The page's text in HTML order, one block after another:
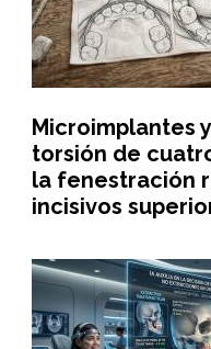
Microimplantes
torsión de
la fenestración
incisivos